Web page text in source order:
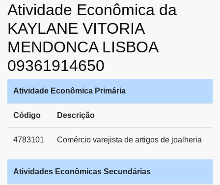
Atividade Econômica da
KAYLANE VITORIA
MENDONCA LISBOA
09361914650
Atividade Econômica Primária
Código Descrição
4783101 Comércio varejista de artigos de joalheria
Atividades Econômicas Secundárias